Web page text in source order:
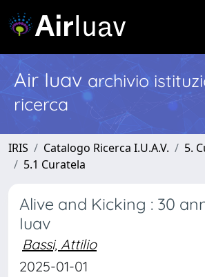
Air Iuav archivio
ricerca
IRIS Catalogo Ricerca I.U.A.V.
5.
5.1 Curatela
Alive and Kicking : 30
Iuav
Bassi, Attilio
2025-01-01